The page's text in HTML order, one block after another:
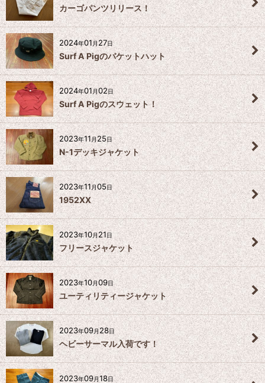
カーゴパンツリリース！
2024年01月27日
Surf A Pigのバケットハット
2024年01月02日
Surf A Pigのスウェット！
2023年11月25日
N-1デッキジャケット
2023年11月05日
1952XX
2023年10月 21日
フリースジャケット
2023年10月09日
ユーティリティージャケット
2023年09月28日
ヘビーサーマル入荷です！
2023年09月18日